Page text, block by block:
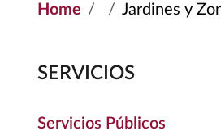
Home Jardines y
SERVICIOS
Servicios Públicos